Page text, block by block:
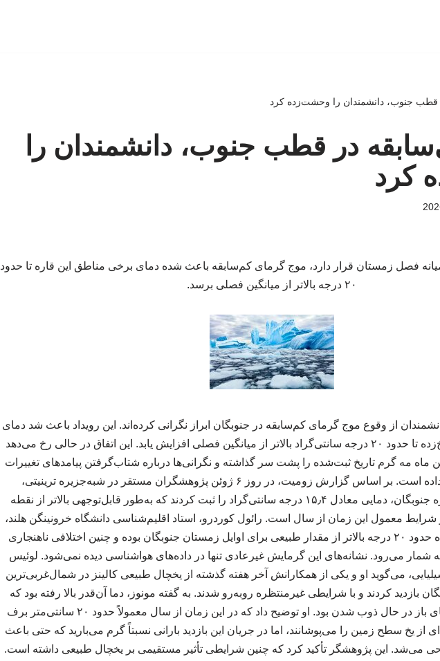
قطب جنوب، دانشمندان را وحشت‌زده کرد
در قطب جنوب، دانشمندان را
کرد
فصل زمستان قرار دارد، موج گرمای کم‌سابقه باعث شده دمای برخی مناطق این قاره تا حدود
۲۰ درجه بالاتر از میانگین فصلی برسد.
از وقوع موج گرمای کم‌سابقه در جنوبگان ابراز نگرانی کرده‌اند. این رویداد باعث شد دمای
برخی نقاط این قاره یخ‌زده تا حدود ۲۰ درجه سانتی‌گراد بالاتر از میانگین فصلی افزایش یابد. این اتفاق در حالی رخ می‌دهد
ماه مه گرم تاریخ ثبت‌شده را پشت سر گذاشته و نگرانی‌ها درباره شتاب‌گرفتن پیامدهای تغییرات
اقلیمی را افزایش داده است. بر اساس گزارش زومیت، در روز ۶ ژوئن پژوهشگران مستقر در شبه‌جزیره ترینیتی،
شمالی‌ترین بخش قاره جنوبگان، دمایی معادل ۱۵٫۴ درجه سانتی‌گراد را ثبت کردند که به‌طور قابل‌توجهی بالاتر از نقطه
شرایط معمول این زمان از سال است. رائول کوردرو، استاد اقلیم‌شناسی دانشگاه خرونینگن هلند،
می‌گوید دمای ثبت‌شده حدود ۲۰ درجه بالاتر از مقدار طبیعی برای اوایل زمستان جنوبگان بوده و چنین اختلافی ناهنجاری
شمار می‌رود. نشانه‌های این گرمایش غیرعادی تنها در داده‌های هواشناسی دیده نمی‌شود. لوئیس
می‌گوید او و یکی از همکارانش آخر هفته گذشته از یخچال طبیعی کالینز در شمال‌غربی‌ترین
بازدید کردند و با شرایطی غیرمنتظره روبه‌رو شدند. به گفته مونوز، دما آن‌قدر بالا رفته بود که
تقریباً همه چیز در فضای باز در حال ذوب شدن بود. او توضیح داد که در این زمان از سال معمولاً حدود ۲۰ سانتی‌متر برف
از یخ سطح زمین را می‌پوشانند، اما در جریان این بازدید بارانی نسبتاً گرم می‌بارید که حتی باعث
این پژوهشگر تأکید کرد که چنین شرایطی تأثیر مستقیمی بر یخچال طبیعی داشته است.